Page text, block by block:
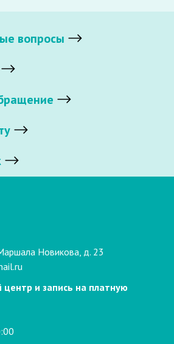
вопросы
Новикова, д. 23
и запись на платную